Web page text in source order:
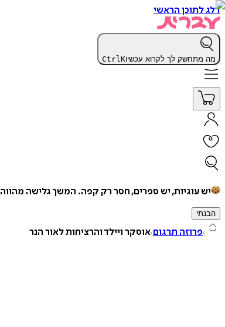
דלג לתוכן הראשי
מה מתחשק לך לקרוא עכשיו CtrlK
יש עוגיות, יש ספרים, חסר רק קפה. המשך גלישה מהווה
הבנתי
פרוזה תרגום אוסקר ויילד והרציחות לאור הנר